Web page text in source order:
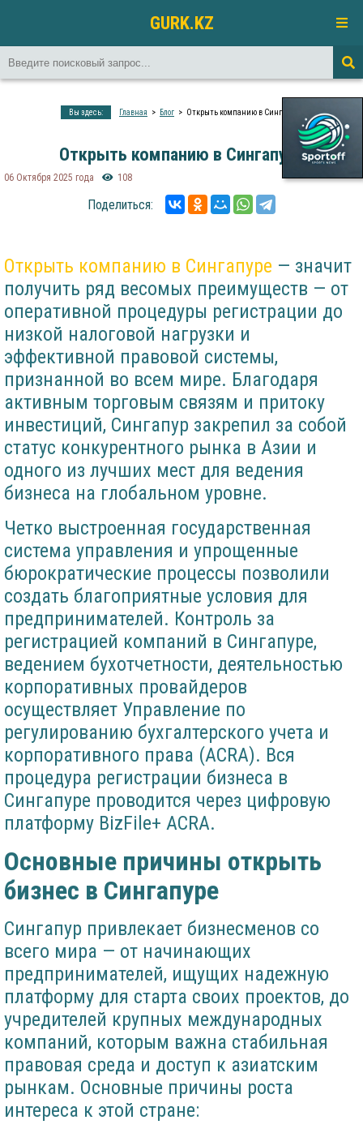
GURK.KZ
Вы здесь: Главная Блог Открыть компанию в Сингапуре
Открыть компанию в Сингапуре
06 Октября 2025 года 108
Поделиться:
Открыть компанию в Сингапуре — значит
получить ряд весомых преимуществ — от
оперативной процедуры регистрации до
низкой налоговой нагрузки и
эффективной правовой системы,
признанной во всем мире. Благодаря
активным торговым связям и притоку
инвестиций, Сингапур закрепил за собой
статус конкурентного рынка в Азии и
одного из лучших мест для ведения
бизнеса на глобальном уровне.
Четко выстроенная государственная
система управления и упрощенные
бюрократические процессы позволили
создать благоприятные условия для
предпринимателей. Контроль за
регистрацией компаний в Сингапуре,
ведением бухотчетности, деятельностью
корпоративных провайдеров
осуществляет Управление по
регулированию бухгалтерского учета и
корпоративного права (ACRA). Вся
процедура регистрации бизнеса в
Сингапуре проводится через цифровую
платформу BizFile+ ACRA.
Основные причины открыть
бизнес в Сингапуре
Сингапур привлекает бизнесменов со
всего мира — от начинающих
предпринимателей, ищущих надежную
платформу для старта своих проектов, до
учредителей крупных международных
компаний, которым важна стабильная
правовая среда и доступ к азиатским
рынкам. Основные причины роста
интереса к этой стране: